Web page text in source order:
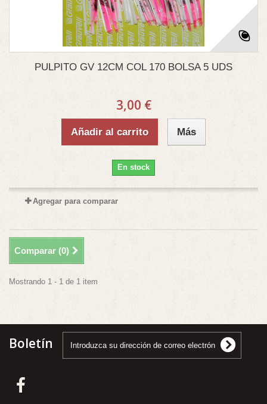
PULPITO GV 12CM COL 170 BOLSA 5 UDS
3,00 €
Añadir al carrito Más
En stock
Agregar para comparar
Comparar (0)
Mostrando 1 - 1 de 1 item
Boletín